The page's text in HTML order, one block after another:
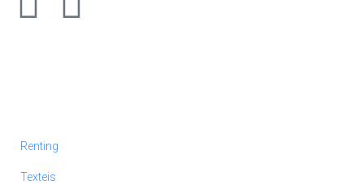
Renting
Texteis